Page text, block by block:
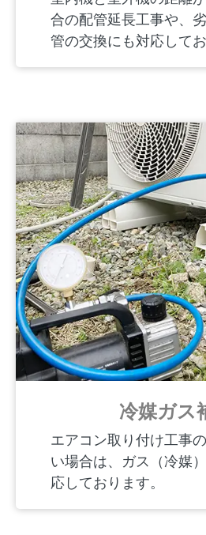
合の配管延長工事や、
管の交換にも対応してお
冷媒ガス
エアコン取り付け工事
い場合は、ガス（冷媒
応しております。